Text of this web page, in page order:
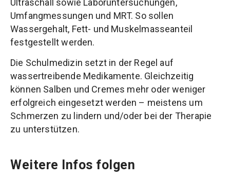
Umfangmessungen und MRT. So sollen
Wassergehalt, Fett- und Muskelmasseanteil
festgestellt werden.
Die Schulmedizin setzt in der Regel auf
wassertreibende Medikamente. Gleichzeitig
können Salben und Cremes mehr oder weniger
erfolgreich eingesetzt werden – meistens um
Schmerzen zu lindern und/oder bei der Therapie
zu unterstützen.
Weitere Infos folgen